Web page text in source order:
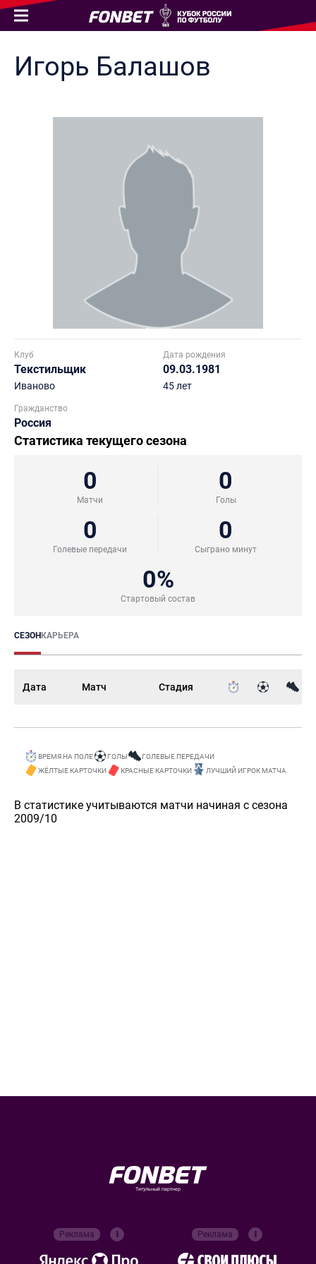
Игорь Балашов
Клуб
Текстильщик
Иваново
Дата рождения
09.03.1981
45 лет
Гражданство
Россия
Статистика текущего сезона
0
Матчи
0
Голы
0
Голевые передачи
0
Сыграно минут
0%
Стартовый состав
СЕЗОНКАРЬЕРА
Дата Матч Стадия
ВРЕМЯ НА ПОЛЕ ГОЛЫ
ГОЛЕВЫЕ ПЕРЕДАЧИ
ЖЁЛТЫЕ КАРТОЧКИ
КРАСНЫЕ КАРТОЧКИ ЛУЧШИЙ ИГРОК МАТЧА
В статистике учитываются матчи начиная с сезона
2009/10
Титульный партнер
Реклама Реклама